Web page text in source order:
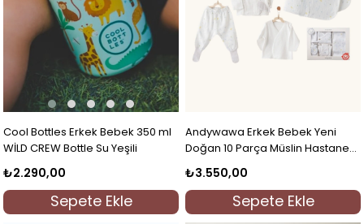
Cool Bottles Erkek Bebek 350 ml
WİLD CREW Bottle Su Yeşili
₺2.290,00
Sepete Ekle
Andywawa Erkek Bebek Yeni
Doğan 10 Parça Müslin Hastane
₺3.550,00
Sepete Ekle